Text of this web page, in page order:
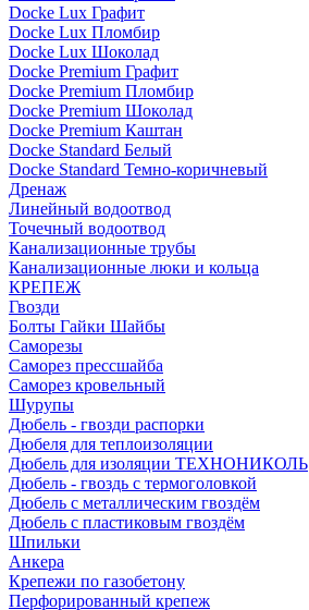
Docke Lux Графит
Docke Lux Пломбир
Docke Lux Шоколад
Docke Premium Графит
Docke Premium Пломбир
Docke Premium Шоколад
Docke Premium Каштан
Docke Standard Белый
Docke Standard Темно-коричневый
Дренаж
Линейный водоотвод
Точечный водоотвод
Канализационные трубы
Канализационные люки и кольца
КРЕПЕЖ
Гвозди
Болты Гайки Шайбы
Саморезы
Саморез прессшайба
Саморез кровельный
Шурупы
Дюбель - гвозди распорки
Дюбеля для теплоизоляции
Дюбель для изоляции ТЕХНОНИКОЛЬ
Дюбель - гвоздь с термоголовкой
Дюбель с металлическим гвоздём
Дюбель с пластиковым гвоздём
Шпильки
Анкера
Крепежи по газобетону
Перфорированный крепеж